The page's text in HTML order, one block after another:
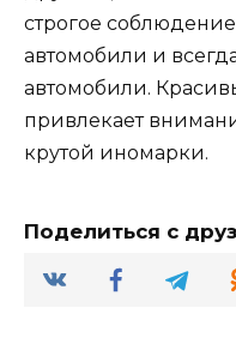
строгое
автомобили и
автомобили.
привлекает
крутой иномарки.
Поделиться с